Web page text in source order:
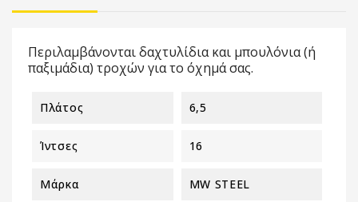
Περιλαμβάνονται δαχτυλίδια και μπουλόνια (ή
παξιμάδια) τροχών για το όχημά σας.
Πλάτος 6,5
Ίντσες 16
Μάρκα MW STEEL